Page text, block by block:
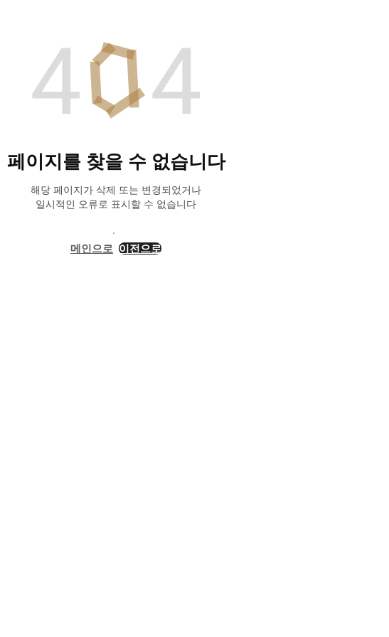
페이지를 찾을 수 없습니다
해당 페이지가 삭제 또는 변경되었거나
일시적인 오류로 표시할 수 없습니다
메인으로 이전으로